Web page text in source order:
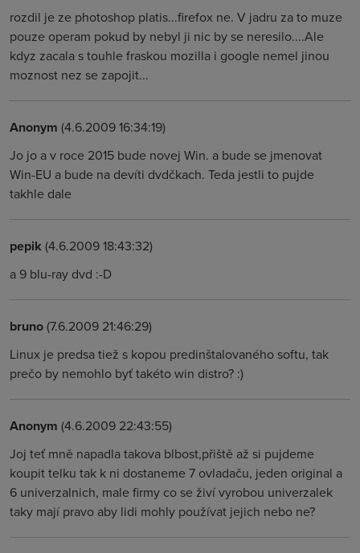
rozdil je ze photoshop platis...firefox ne. V jadru za to muze
pouze operam pokud by nebyl ji nic by se neresilo....Ale
kdyz zacala s touhle fraskou mozilla i google nemel jinou
moznost nez se zapojit...
Anonym (4.6.2009 16:34:19)
Jo jo a v roce 2015 bude novej Win. a bude se jmenovat
Win-EU a bude na devíti dvdčkach. Teda jestli to pujde
takhle dale
pepik (4.6.2009 18:43:32)
a 9 blu-ray dvd :-D
bruno(7.6.2009 21:46:29)
Linux je predsa tiež s kopou predinštalovaného softu, tak
prečo by nemohlo byť takéto win distro? :)
Anonym (4.6.2009 22:43:55)
Joj teť mně napadla takova blbost,přiště až si pujdeme
koupit telku tak k ni dostaneme 7 ovladaču, jeden original a
6 univerzalnich, male firmy co se živí vyrobou univerzalek
taky mají pravo aby lidi mohly používat jejich nebo ne?